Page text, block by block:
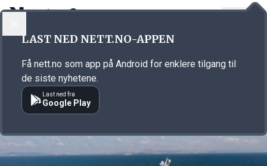
Annonsørinnhold
LAST NED NETT.NO-APPEN
Få nett.no som app på Android for enklere tilgang til
de siste nyhetene.
Last ned fra
Google Play